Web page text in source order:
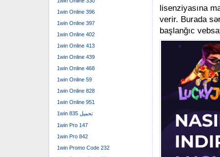
lisenziyasına
verir. Burada
başlanğıc
1win Online 396
1win Online 397
1win Online 402
1win Online 413
1win Online 439
1win Online 468
1win Online 59
1win Online 828
1win Online 951
1win تحميل 835
1win Pro 147
1win Pro 842
1win Promo Code 232